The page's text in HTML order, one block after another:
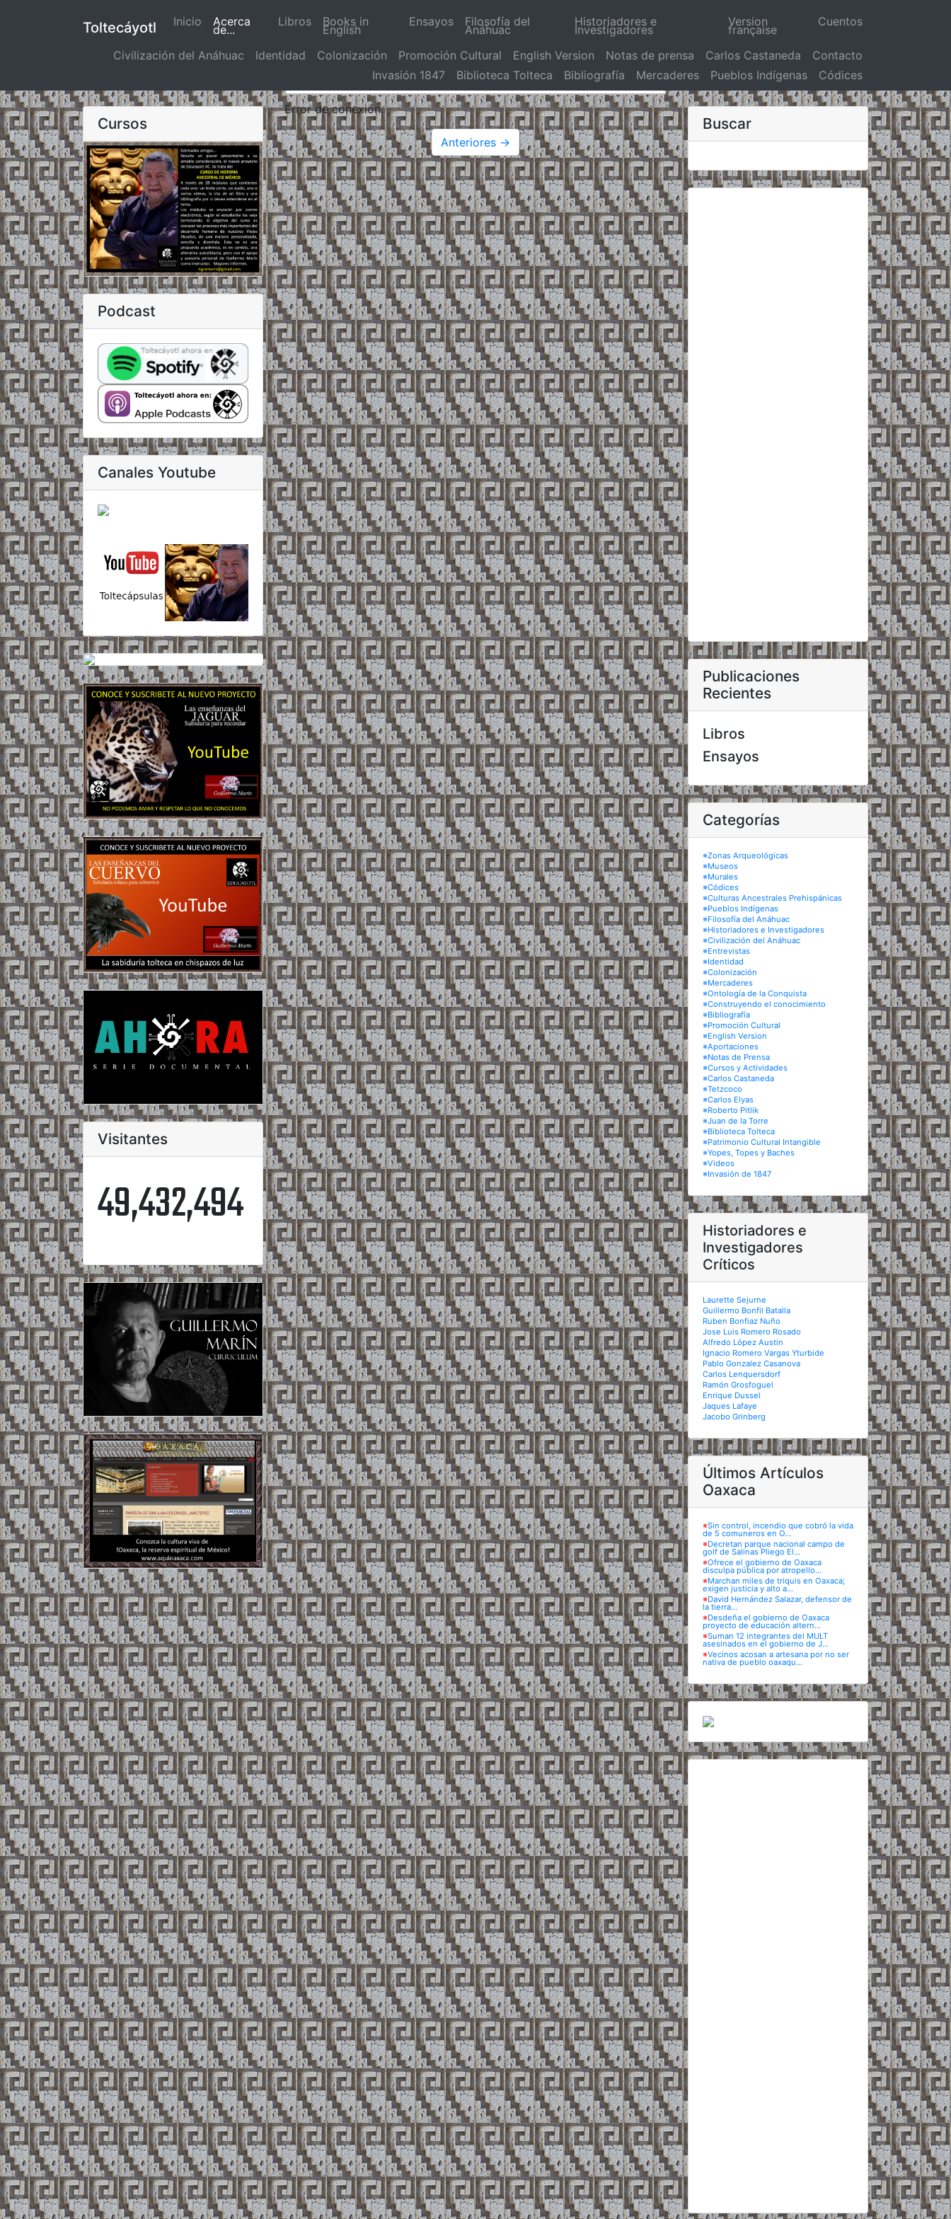
Toltecáyotl Inicio (actual)
Acerca
de...
Libros Books in
English
Ensayos Filosofía del
Anáhuac
Historiadores e
Investigadores
Version
française
Cuentos
Civilización del Anáhuac Identidad Colonización Promoción Cultural English Version Notas de prensa Carlos Castaneda
Contacto
Invasión 1847
Biblioteca Tolteca Bibliografía Mercaderes Pueblos Indígenas Códices
Cursos
Podcast
Canales Youtube
Visitantes
49,432,494
Error de conexión.
Anteriores →
Buscar
Publicaciones
Recientes
Libros
Ensayos
Categorías
※Zonas Arqueológicas
※Museos
※Murales
※Códices
※Culturas Ancestrales Prehispánicas
※Pueblos Indígenas
※Filosofía del Anáhuac
※Historiadores e Investigadores
※Civilización del Anáhuac
※Entrevistas
※Identidad
※Colonización
※Mercaderes
※Ontología de la Conquista
※Construyendo el conocimiento
※Bibliografía
※Promoción Cultural
※English Version
※Aportaciones
※Notas de Prensa
※Cursos y Actividades
※Carlos Castaneda
※Tetzcoco
※Carlos Elyas
※Roberto Pitlik
※Juan de la Torre
※Biblioteca Tolteca
※Patrimonio Cultural Intangible
※Yopes, Topes y Baches
※Videos
※Invasión de 1847
Historiadores e
Investigadores
Críticos
Laurette Sejurne
Guillermo Bonfil Batalla
Ruben Bonfiaz Nuño
Jose Luis Romero Rosado
Alfredo López Austin
Ignacio Romero Vargas Yturbide
Pablo Gonzalez Casanova
Carlos Lenquersdorf
Ramón Grosfoguel
Enrique Dussel
Jaques Lafaye
Jacobo Grinberg
Últimos Artículos
Oaxaca
※Sin control, incendio que cobró la vida
de 5 comuneros en O...
※Decretan parque nacional campo de
golf de Salinas Pliego El...
※Ofrece el gobierno de Oaxaca
disculpa pública por atropello...
※Marchan miles de triquis en Oaxaca;
exigen justicia y alto a...
※David Hernández Salazar, defensor de
la tierra...
※Desdeña el gobierno de Oaxaca
proyecto de educación altern...
※Suman 12 integrantes del MULT
asesinados en el gobierno de J...
※Vecinos acosan a artesana por no ser
nativa de pueblo oaxaqu...